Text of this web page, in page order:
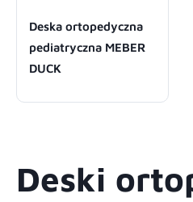
Deska ortopedyczna
pediatryczna MEBER
DUCK
Deski